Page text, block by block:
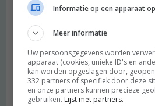
helemaal niet (ik woon al meer dan 2
maar soms krijgen we wel bezoek die
Nederland. Ik vind dat ook lastig mee
zelf niet ken. Heel fijn dus je artikel te
er in iemand omgaat op die
Beantwoorden
Informatie op een apparaat
Meer informatie
Uw persoonsgegevens worden
apparaat (cookies, unieke ID's en
kan worden opgeslagen door,
332 partners of specifiek door deze
en onze partners kunnen precieze
gebruiken. Lijst met partners.